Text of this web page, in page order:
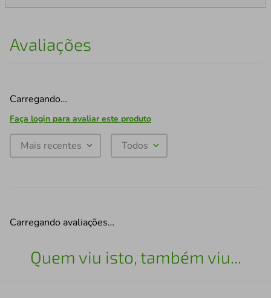
Avaliações
Carregando…
Faça login para avaliar este produto
Mais recentes Todos
Carregando avaliações…
Quem viu isto, também viu...